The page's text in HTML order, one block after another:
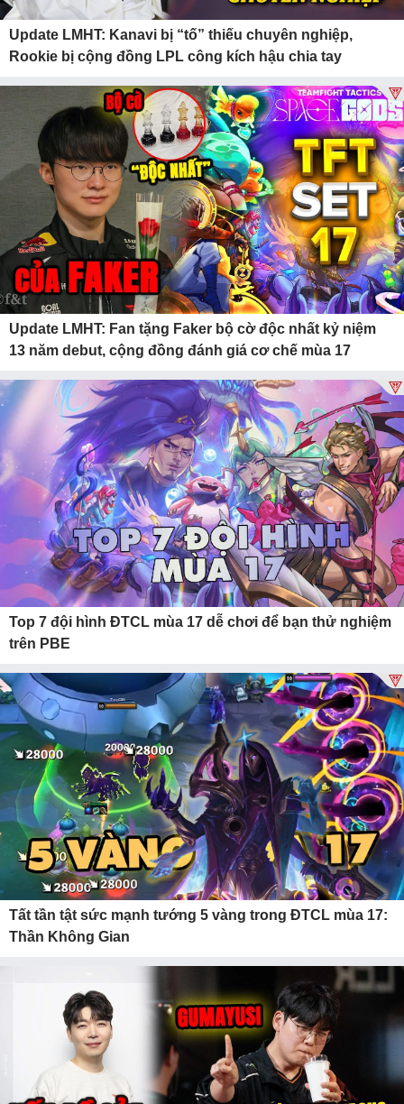
Update LMHT: Kanavi bị “tố” thiếu chuyên nghiệp,
Rookie bị cộng đồng LPL công kích hậu chia tay
Update LMHT: Fan tặng Faker bộ cờ độc nhất kỷ niệm
13 năm debut, cộng đồng đánh giá cơ chế mùa 17
Top 7 đội hình ĐTCL mùa 17 dễ chơi để bạn thử nghiệm
trên PBE
Tất tần tật sức mạnh tướng 5 vàng trong ĐTCL mùa 17:
Thần Không Gian